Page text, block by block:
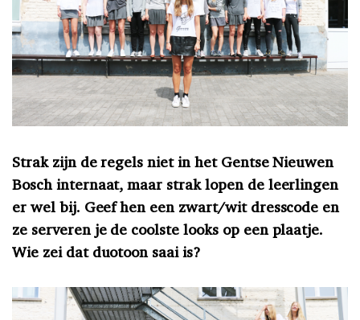
Strak zijn de regels niet in het Gentse Nieuwen
Bosch internaat, maar strak lopen de leerlingen
er wel bij. Geef hen een zwart/wit dresscode en
ze serveren je de coolste looks op een plaatje.
Wie zei dat duotoon saai is?